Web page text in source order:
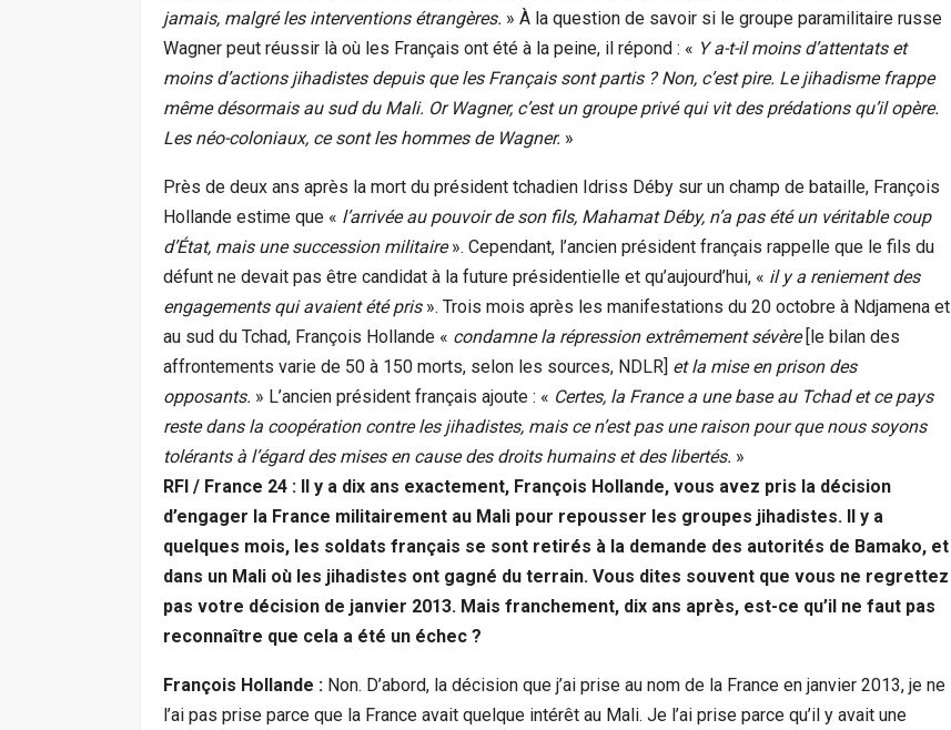
jamais, malgré les interventions étrangères. » À la question de savoir si le groupe paramilitaire russe
Wagner peut réussir là où les Français ont été à la peine, il répond : « Y a-t-il moins d’attentats et
moins d’actions jihadistes depuis que les Français sont partis ? Non, c’est pire. Le jihadisme frappe
même désormais au sud du Mali. Or Wagner, c’est un groupe privé qui vit des prédations qu’il opère.
Les néo-coloniaux, ce sont les hommes de Wagner. »
Près de deux ans après la mort du président tchadien Idriss Déby sur un champ de bataille, François
Hollande estime que « l’arrivée au pouvoir de son fils, Mahamat Déby, n’a pas été un véritable coup
d’État, mais une succession militaire». Cependant, l’ancien président français rappelle que le fils du
défunt ne devait pas être candidat à la future présidentielle et qu’aujourd’hui, « il y a reniement des
engagements qui avaient été pris». Trois mois après les manifestations du 20 octobre à Ndjamena et
au sud du Tchad, François Hollande « condamne la répression extrêmement sévère[le bilan des
affrontements varie de 50 à 150 morts, selon les sources, NDLR] et la mise en prison des
opposants. » L’ancien président français ajoute : « Certes, la France a une base au Tchad et ce pays
reste dans la coopération contre les jihadistes, mais ce n’est pas une raison pour que nous soyons
tolérants à l’égard des mises en cause des droits humains et des libertés. »
RFI / France 24 : Il y a dix ans exactement, François Hollande, vous avez pris la décision
d’engager la France militairement au Mali pour repousser les groupes jihadistes. Il y a
quelques mois, les soldats français se sont retirés à la demande des autorités de Bamako, et
dans un Mali où les jihadistes ont gagné du terrain. Vous dites souvent que vous ne regrettez
pas votre décision de janvier 2013. Mais franchement, dix ans après, est-ce qu’il ne faut pas
reconnaître que cela a été un échec ?
François Hollande : Non. D’abord, la décision que j’ai prise au nom de la France en janvier 2013, je ne
l’ai pas prise parce que la France avait quelque intérêt au Mali. Je l’ai prise parce qu’il y avait une